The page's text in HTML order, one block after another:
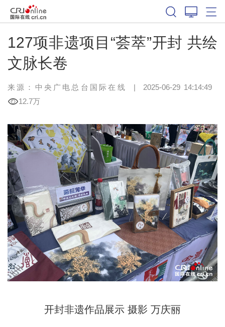
127项非遗项目“荟萃”开封 共绘
文脉长卷
来源：中央广电总台国际在线 | 2025-06-29 14:14:49
12.7万
开封非遗作品展示 摄影 万庆丽